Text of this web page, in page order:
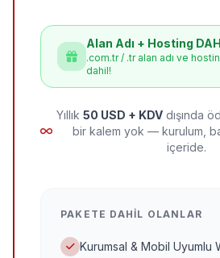
Alan Adı + Hosting
.com.tr / .tr alan adı ve
dahil!
Yıllık 50 USD + KDV dışında
bir kalem yok — kurulum,
içeride.
PAKETE DAHIL OLANLAR
Kurumsal & Mobil Uyumlu